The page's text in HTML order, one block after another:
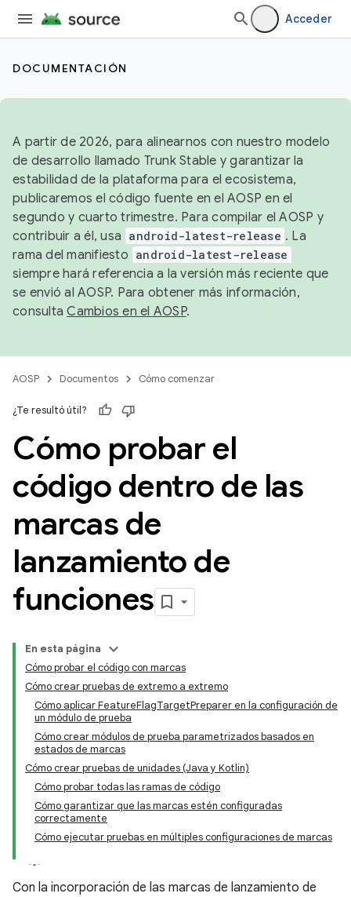
Acceder
DOCUMENTACIÓN
A partir de 2026, para alinearnos con nuestro modelo
de desarrollo llamado Trunk Stable y garantizar la
estabilidad de la plataforma para el ecosistema,
publicaremos el código fuente en el AOSP en el
segundo y cuarto trimestre. Para compilar el AOSP y
contribuir a él, usa android-latest-release . La
rama del manifiesto android-latest-release
siempre hará referencia a la versión más reciente que
se envió al AOSP. Para obtener más información,
consultaCambios en el AOSP.
AOSP Documentos Cómo comenzar
¿Te resultó útil?
Cómo probar el
código dentro de las
marcas de
lanzamiento de
funciones
En esta página
Cómo probar el código con marcas
Cómo crear pruebas de extremo a extremo
Cómo aplicar FeatureFlagTargetPreparer en la configuración de
un módulo de prueba
Cómo crear módulos de prueba parametrizados basados en
estados de marcas
Cómo crear pruebas de unidades (Java y Kotlin)
Cómo probar todas las ramas de código
Cómo garantizar que las marcas estén configuradas
correctamente
Cómo ejecutar pruebas en múltiples configuraciones de marcas
Con la incorporación de las marcas de lanzamiento de